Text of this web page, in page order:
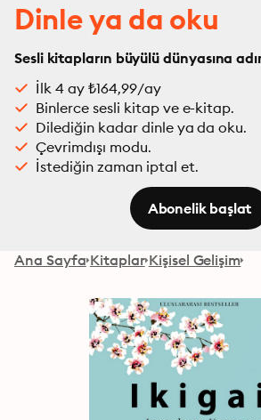
Dinle ya da oku
Sesli kitapların büyülü dünyasına
İlk 4 ay ₺164,99/ay
Binlerce sesli kitap ve e-kitap.
Dilediğin kadar dinle ya da oku.
Çevrimdışı modu.
İstediğin zaman iptal et.
Abonelik başlat
Ana Sayfa Kitaplar Kişisel Gelişim